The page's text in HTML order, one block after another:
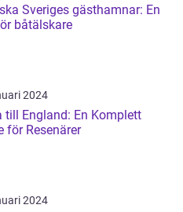
Sveriges gästhamnar: En
båtälskare
2024
till England: En Komplett
för Resenärer
2024